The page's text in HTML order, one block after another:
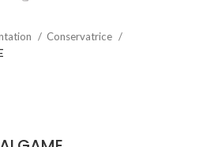
Conservatrice